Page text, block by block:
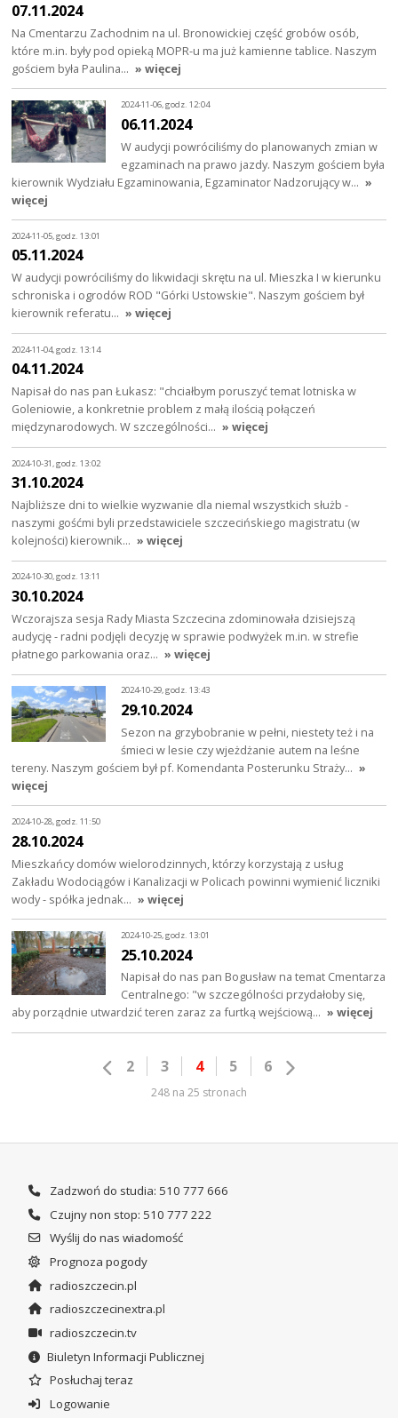
07.11.2024
Na Cmentarzu Zachodnim na ul. Bronowickiej część grobów osób,
które m.in. były pod opieką MOPR-u ma już kamienne tablice. Naszym
gościem była Paulina… » więcej
2024-11-06, godz. 12:04
06.11.2024
W audycji powróciliśmy do planowanych zmian w
egzaminach na prawo jazdy. Naszym gościem była
kierownik Wydziału Egzaminowania, Egzaminator Nadzorujący w… »
więcej
2024-11-05, godz. 13:01
05.11.2024
W audycji powróciliśmy do likwidacji skrętu na ul. Mieszka I w kierunku
schroniska i ogrodów ROD "Górki Ustowskie". Naszym gościem był
kierownik referatu… » więcej
2024-11-04, godz. 13:14
04.11.2024
Napisał do nas pan Łukasz: "chciałbym poruszyć temat lotniska w
Goleniowie, a konkretnie problem z małą ilością połączeń
międzynarodowych. W szczególności… » więcej
2024-10-31, godz. 13:02
31.10.2024
Najbliższe dni to wielkie wyzwanie dla niemal wszystkich służb -
naszymi gośćmi byli przedstawiciele szczecińskiego magistratu (w
kolejności) kierownik… » więcej
2024-10-30, godz. 13:11
30.10.2024
Wczorajsza sesja Rady Miasta Szczecina zdominowała dzisiejszą
audycję - radni podjęli decyzję w sprawie podwyżek m.in. w strefie
płatnego parkowania oraz… » więcej
2024-10-29, godz. 13:43
29.10.2024
Sezon na grzybobranie w pełni, niestety też i na
śmieci w lesie czy wjeżdżanie autem na leśne
tereny. Naszym gościem był pf. Komendanta Posterunku Straży… »
więcej
2024-10-28, godz. 11:50
28.10.2024
Mieszkańcy domów wielorodzinnych, którzy korzystają z usług
Zakładu Wodociągów i Kanalizacji w Policach powinni wymienić liczniki
wody - spółka jednak… » więcej
2024-10-25, godz. 13:01
25.10.2024
Napisał do nas pan Bogusław na temat Cmentarza
Centralnego: "w szczególności przydałoby się,
aby porządnie utwardzić teren zaraz za furtką wejściową… » więcej
2 3 4 5 6
248 na 25 stronach
Zadzwoń do studia: 510 777 666
Czujny non stop: 510 777 222
Wyślij do nas wiadomość
Prognoza pogody
radioszczecin.pl
radioszczecinextra.pl
radioszczecin.tv
Biuletyn Informacji Publicznej
Posłuchaj teraz
Logowanie